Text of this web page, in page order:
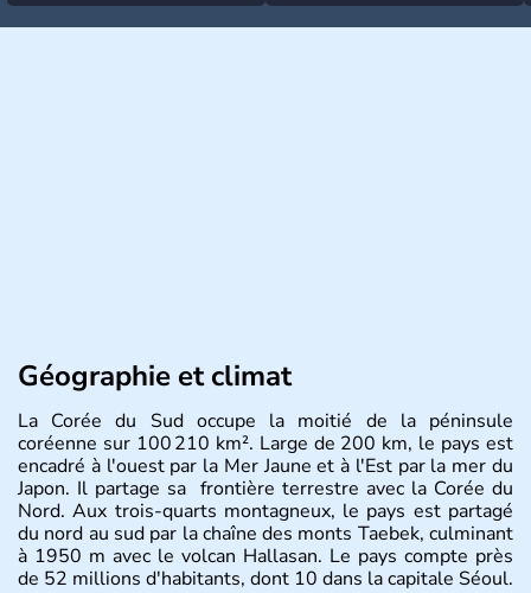
Géographie et climat
La Corée du Sud occupe la moitié de la péninsule
coréenne sur 100 210 km². Large de 200 km, le pays est
encadré à l'ouest par la Mer Jaune et à l'Est par la mer du
Japon. Il partage sa frontière terrestre avec la Corée du
Nord. Aux trois-quarts montagneux, le pays est partagé
du nord au sud par la chaîne des monts Taebek, culminant
à 1950 m avec le volcan Hallasan. Le pays compte près
de 52 millions d'habitants, dont 10 dans la capitale Séoul.